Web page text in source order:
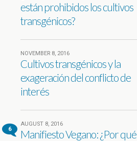
están prohibidos los cultivos
transgénicos?
NOVEMBER 8, 2016
Cultivos transgénicos y la
exageración del conflicto de
interés
6
AUGUST 8, 2016
Manifiesto Vegano: ¿Por qué